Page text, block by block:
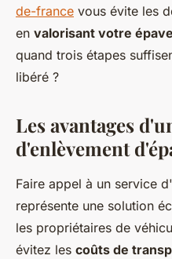
de-france vous évite les
en valorisant votre épave
quand trois étapes
libéré ?
Les avantages
d'enlèvement
Faire appel à un service
représente une solution
les propriétaires de
évitez les coûts de